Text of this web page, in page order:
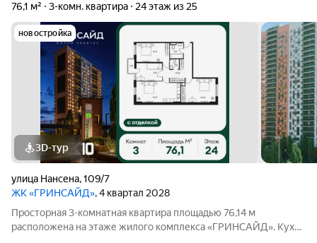
76,1 м²
3-комн. квартира 24 этаж из 25
новостройка
3D-тур
улица Нансена,109/7
ЖК «ГРИНСАЙД», 4 квартал 2028
Просторная 3-комнатная квартира площадью 76,14 м
расположена на этаже жилого комплекса «ГРИНСАЙД». Кухня